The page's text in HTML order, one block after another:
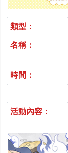
類型：
名稱：
時間：
活動內容：